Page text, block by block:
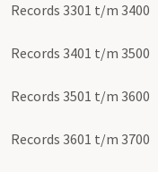
Records 3301 t/m 3400
Records 3401 t/m 3500
Records 3501 t/m 3600
Records 3601 t/m 3700